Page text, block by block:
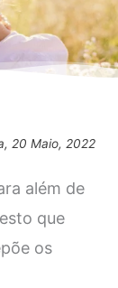
20 Maio, 2022
além de
que
os